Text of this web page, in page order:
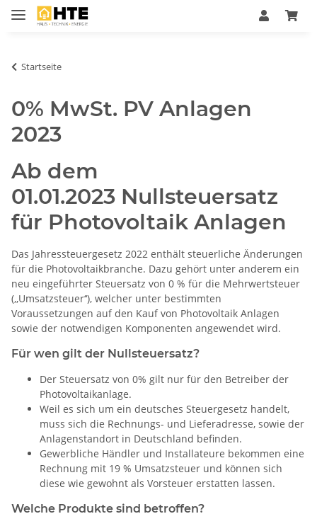
Startseite
0% MwSt. PV Anlagen
2023
Ab dem
01.01.2023 Nullsteuersatz
für Photovoltaik Anlagen
Das Jahressteuergesetz 2022 enthält steuerliche Änderungen
für die Photovoltaikbranche. Dazu gehört unter anderem ein
neu eingeführter Steuersatz von 0 % für die Mehrwertsteuer
(‚‚Umsatzsteuer‘‘), welcher unter bestimmten
Voraussetzungen auf den Kauf von Photovoltaik Anlagen
sowie der notwendigen Komponenten angewendet wird.
Für wen gilt der Nullsteuersatz?
Der Steuersatz von 0% gilt nur für den Betreiber der
Photovoltaikanlage.
Weil es sich um ein deutsches Steuergesetz handelt,
muss sich die Rechnungs- und Lieferadresse, sowie der
Anlagenstandort in Deutschland befinden.
Gewerbliche Händler und Installateure bekommen eine
Rechnung mit 19 % Umsatzsteuer und können sich
diese wie gewohnt als Vorsteuer erstatten lassen.
Welche Produkte sind betroffen?